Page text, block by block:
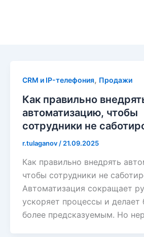
CRM и IP-телефония, Продажи
Как правильно
автоматизацию, чтобы
сотрудники не
r.tulaganov / 21.09.2025
Как правильно внедрять
чтобы сотрудники не
Автоматизация сокращает
ускоряет процессы и делает
более предсказуемым. Но